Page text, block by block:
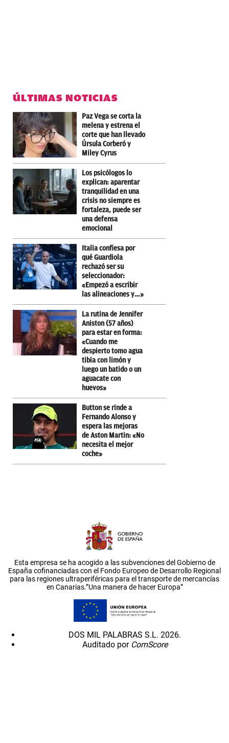
ÚLTIMAS NOTICIAS
Paz Vega se corta la
melena y estrena el
corte que han llevado
Úrsula Corberó y
Miley Cyrus
Los psicólogos lo
explican: aparentar
tranquilidad en una
crisis no siempre es
fortaleza, puede ser
una defensa
emocional
Italia confiesa por
qué Guardiola
rechazó ser su
seleccionador:
«Empezó a escribir
las alineaciones y…»
La rutina de Jennifer
Aniston (57 años)
para estar en forma:
«Cuando me
despierto tomo agua
tibia con limón y
luego un batido o un
aguacate con
huevos»
Button se rinde a
Fernando Alonso y
espera las mejoras
de Aston Martin: «No
necesita el mejor
coche»
Esta empresa se ha acogido a las subvenciones del Gobierno de
España cofinanciadas con el Fondo Europeo de Desarrollo Regional
para las regiones ultraperiféricas para el transporte de mercancías
en Canarias.”Una manera de hacer Europa”
DOS MIL PALABRAS S.L. 2026.
Auditado por ComScore